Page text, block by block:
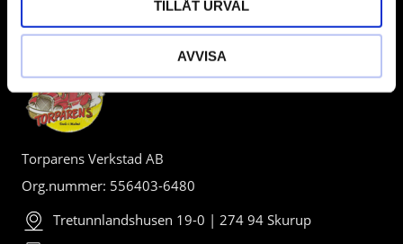
TILLÅT URVAL
AVVISA
Torparens Verkstad AB
Org.nummer: 556403-6480
Tretunnlandshusen 19-0 | 274 94 Skurup